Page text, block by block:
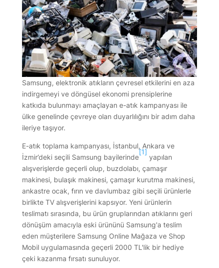
Samsung, elektronik atıkların çevresel etkilerini en aza
indirgemeyi ve döngüsel ekonomi prensiplerine
katkıda bulunmayı amaçlayan e-atık kampanyası ile
ülke genelinde çevreye olan duyarlılığını bir adım daha
ileriye taşıyor.
E-atık toplama kampanyası, İstanbul, Ankara ve
İzmir’deki seçili Samsung bayilerinde
[1]
yapılan
alışverişlerde geçerli olup, buzdolabı, çamaşır
makinesi, bulaşık makinesi, çamaşır kurutma makinesi,
ankastre ocak, fırın ve davlumbaz gibi seçili ürünlerle
birlikte TV alışverişlerini kapsıyor. Yeni ürünlerin
teslimatı sırasında, bu ürün gruplarından atıklarını geri
dönüşüm amacıyla eski ürününü Samsung'a teslim
eden müşterilere Samsung Online Mağaza ve Shop
Mobil uygulamasında geçerli 2000 TL'lik bir hediye
çeki kazanma fırsatı sunuluyor.